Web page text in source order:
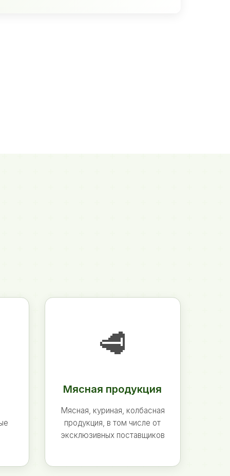
🥩
Мясная продукция
Мясная, куриная, колбасная
продукция, в том числе от
эксклюзивных поставщиков